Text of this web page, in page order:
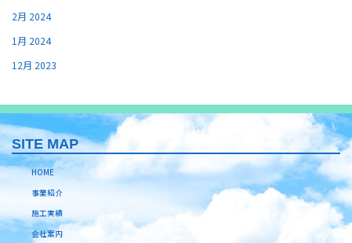
2月 2024
1月 2024
12月 2023
SITE MAP
HOME
事業紹介
施工実績
会社案内